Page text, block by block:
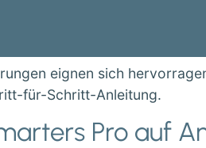
eignen sich
für-Schritt-Anleitung.
Pro auf